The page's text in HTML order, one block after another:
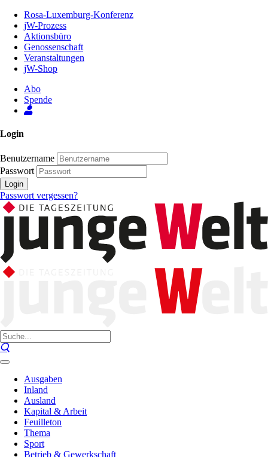
Inhalt
Seite
Rosa-Luxemburg-Konferenz
jW-Prozess
Aktionsbüro
Genossenschaft
Veranstaltungen
jW-Shop
Abo
Spende
Login
Benutzername
Passwort
Login
Passwort vergessen?
Ausgaben
Inland
Ausland
Kapital & Arbeit
Feuilleton
Thema
Sport
Betrieb & Gewerkschaft